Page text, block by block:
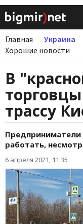
Главная Украина
Хорошие новости
В
трассу
работать,
6 апреля 2021, 11:35